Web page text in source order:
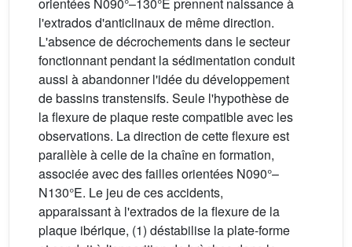
l'extrados d'anticlinaux de même direction.
L'absence de décrochements dans le secteur
fonctionnant pendant la sédimentation conduit
aussi à abandonner l'idée du développement
de bassins transtensifs. Seule l'hypothèse de
la flexure de plaque reste compatible avec les
observations. La direction de cette flexure est
parallèle à celle de la chaîne en formation,
associée avec des failles orientées N090°–
N130°E. Le jeu de ces accidents,
apparaissant à l'extrados de la flexure de la
plaque ibérique, (1) déstabilise la plate-forme